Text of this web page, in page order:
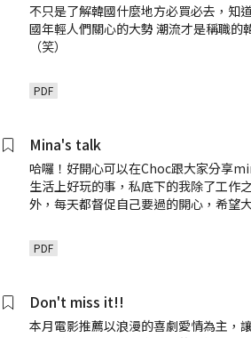
不只是了解韓國什麼地方必買必去，知
國年輕人們關心的大勢 潮流才是稱職的
（笑）
PDF
Mina's talk
哈囉！好開心可以在Choc跟大家分享
生活上好玩的事，私底下的我除了工作之
外，每天都督促自己要過的開心，希望
PDF
Don't miss it!!
本月電影推薦以浪漫的喜劇愛情為主，